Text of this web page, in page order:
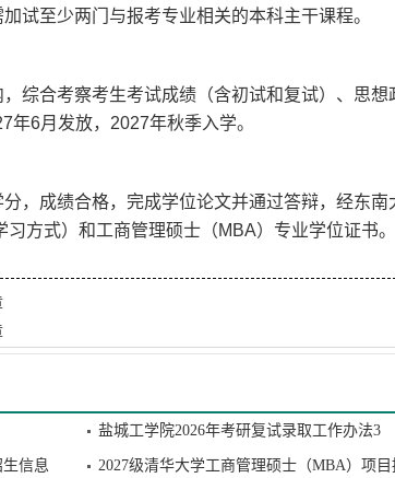
试至少两门与报考专业相关的本科主干课程。
综合考察考生考试成绩（含初试和复试）、思
6月发放，2027年秋季入学。
，成绩合格，完成学位论文并通过答辩，经东
方式）和工商管理硕士（MBA）专业学位证书。
盐城工学院2026年考研复试录取工作办法3
信息 2027级清华大学工商管理硕士（MBA）项目